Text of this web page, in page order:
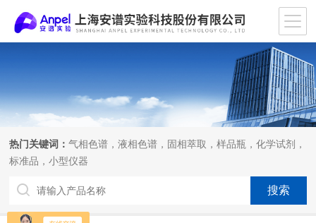
热门关键词：气相色谱，液相色谱，固相萃取，样品瓶，化学试剂，
标准品，小型仪器